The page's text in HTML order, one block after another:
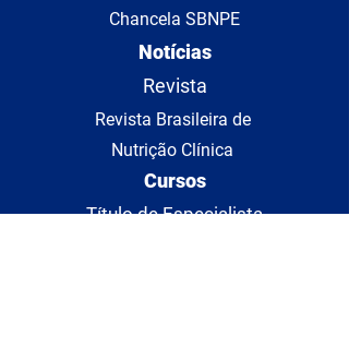
Chancela SBNPE
Notícias
Revista
Revista Brasileira de
Nutrição Clínica
Cursos
Título de Especialista